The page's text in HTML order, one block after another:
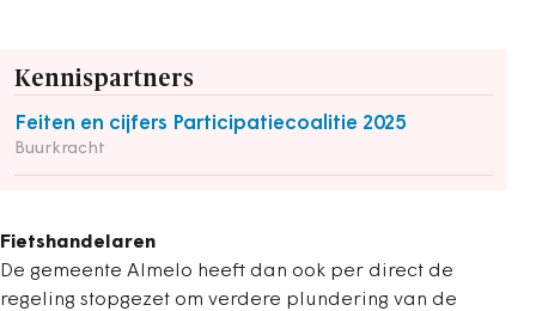
Kennispartners
Feiten en cijfers Participatiecoalitie 2025
Buurkracht
Fietshandelaren
De gemeente Almelo heeft dan ook per direct de
regeling stopgezet om verdere plundering van de